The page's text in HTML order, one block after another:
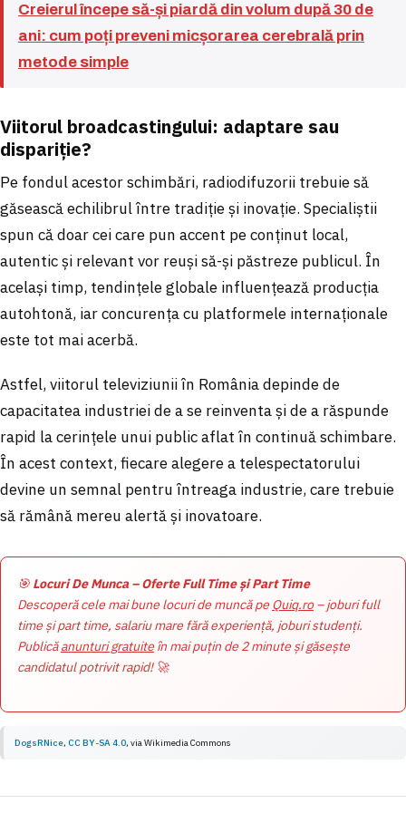
Creierul începe să-și piardă din volum după 30 de
ani: cum poți preveni micșorarea cerebrală prin
metode simple
Viitorul broadcastingului: adaptare sau
dispariție?
Pe fondul acestor schimbări, radiodifuzorii trebuie să
găsească echilibrul între tradiție și inovație. Specialiștii
spun că doar cei care pun accent pe conținut local,
autentic și relevant vor reuși să-și păstreze publicul. În
același timp, tendințele globale influențează producția
autohtonă, iar concurența cu platformele internaționale
este tot mai acerbă.
Astfel, viitorul televiziunii în România depinde de
capacitatea industriei de a se reinventa și de a răspunde
rapid la cerințele unui public aflat în continuă schimbare.
În acest context, fiecare alegere a telespectatorului
devine un semnal pentru întreaga industrie, care trebuie
să rămână mereu alertă și inovatoare.
🎯 Locuri De Munca – Oferte Full Time și Part Time
Descoperă cele mai bune locuri de muncă pe Quiq.ro– joburi full
time și part time, salariu mare fără experiență, joburi studenți.
Publicăanunturi gratuite în mai puțin de 2 minute și găsește
candidatul potrivit rapid! 🚀
DogsRNice, CC BY-SA 4.0, viaWikimedia Commons